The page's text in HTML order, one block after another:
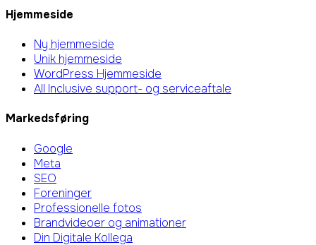
Hjemmeside
Ny hjemmeside
Unik hjemmeside
WordPress Hjemmeside
All Inclusive support- og serviceaftale
Markedsføring
Google
Meta
SEO
Foreninger
Professionelle fotos
Brandvideoer og animationer
Din Digitale Kollega